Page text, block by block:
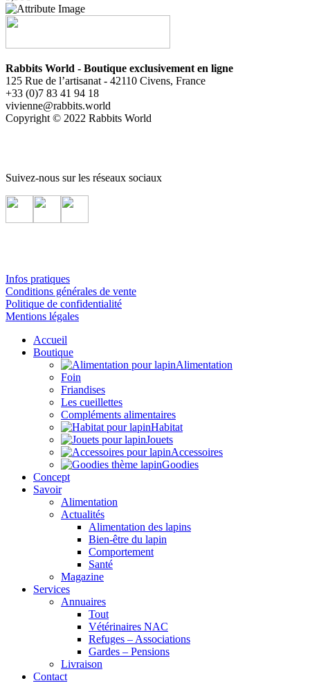
Rabbits World - Boutique exclusivement en ligne
125 Rue de l’artisanat - 42110 Civens, France
+33 (0)7 83 41 94 18
vivienne@rabbits.world
Copyright © 2022 Rabbits World
Suivez-nous sur les réseaux sociaux
Infos pratiques
Conditions générales de vente
Politique de confidentialité
Mentions légales
Accueil
Boutique
Alimentation
Foin
Friandises
Les cueillettes
Compléments alimentaires
Habitat
Jouets
Accessoires
Goodies
Concept
Savoir
Alimentation
Actualités
Alimentation des lapins
Bien-être du lapin
Comportement
Santé
Magazine
Services
Annuaires
Tout
Vétérinaires NAC
Refuges – Associations
Gardes – Pensions
Livraison
Contact